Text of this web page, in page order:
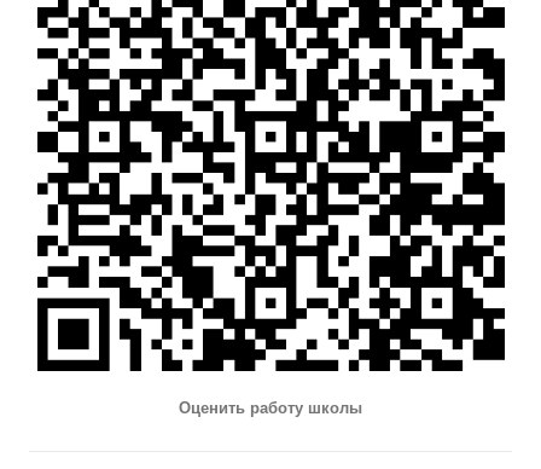
Оценить работу школы